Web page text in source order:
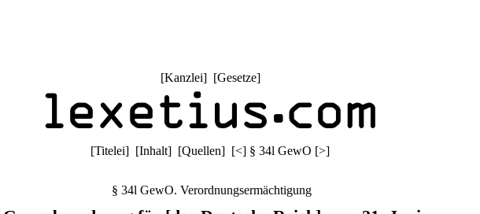
[Kanzlei] [Gesetze]
[Titelei] [Inhalt] [Quellen] [<] § 34l GewO [>]
§ 34l GewO. Verordnungsermächtigung